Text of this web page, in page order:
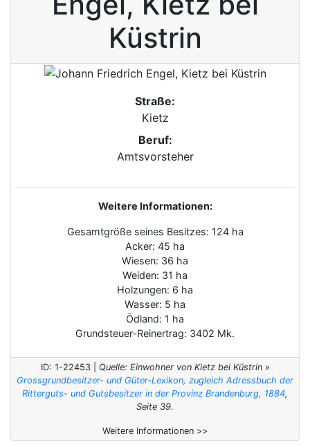
Küstrin
Straße:
Kietz
Beruf:
Amtsvorsteher
Weitere Informationen:
Gesamtgröße seines Besitzes: 124 ha
Acker: 45 ha
Wiesen: 36 ha
Weiden: 31 ha
Holzungen: 6 ha
Wasser: 5 ha
Ödland: 1 ha
Grundsteuer-Reinertrag: 3402 Mk.
ID: 1-22453 | Quelle: Einwohner von Kietz bei Küstrin »
Grossgrundbesitzer- und Güter-Lexikon, zugleich Adressbuch der
Ritterguts- und Gutsbesitzer in der Provinz Brandenburg, 1884,
Seite 39.
Weitere Informationen >>